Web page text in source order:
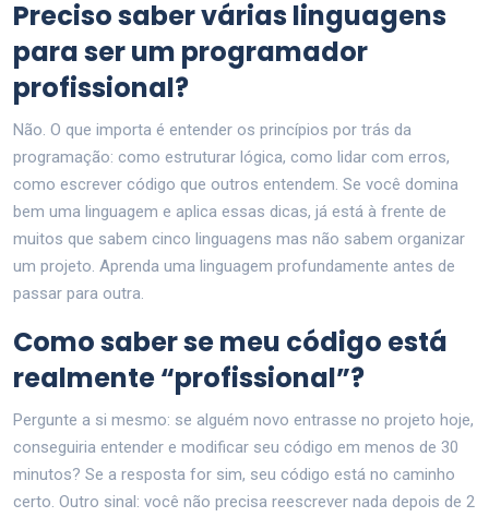
Preciso saber várias linguagens
para ser um programador
profissional?
Não. O que importa é entender os princípios por trás da
programação: como estruturar lógica, como lidar com erros,
como escrever código que outros entendem. Se você domina
bem uma linguagem e aplica essas dicas, já está à frente de
muitos que sabem cinco linguagens mas não sabem organizar
um projeto. Aprenda uma linguagem profundamente antes de
passar para outra.
Como saber se meu código está
realmente “profissional”?
Pergunte a si mesmo: se alguém novo entrasse no projeto hoje,
conseguiria entender e modificar seu código em menos de 30
minutos? Se a resposta for sim, seu código está no caminho
certo. Outro sinal: você não precisa reescrever nada depois de 2